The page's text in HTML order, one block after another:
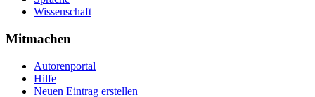
Wissenschaft
Mitmachen
Autorenportal
Hilfe
Neuen Eintrag erstellen